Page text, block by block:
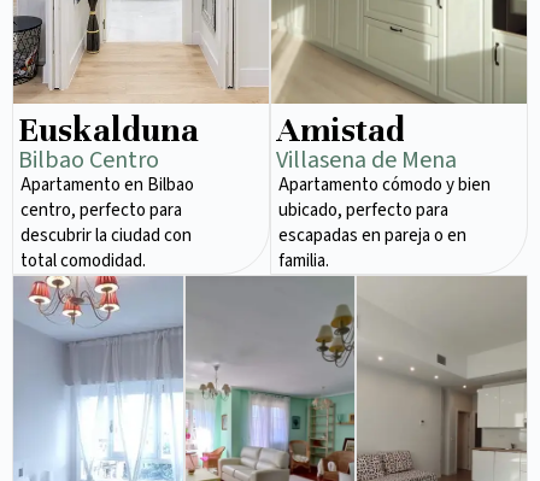
Euskalduna
Bilbao Centro
Apartamento en Bilbao
centro, perfecto para
descubrir la ciudad con
total comodidad.
Amistad
Villasena de Mena
Apartamento cómodo y bien
ubicado, perfecto para
escapadas en pareja o en
familia.